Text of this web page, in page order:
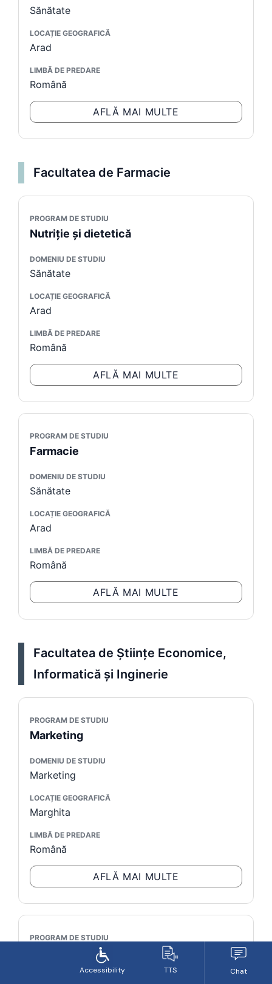
Sănătate
LOCAȚIE GEOGRAFICĂ
Arad
LIMBĂ DE PREDARE
Română
AFLĂ MAI MULTE
Facultatea de Farmacie
PROGRAM DE STUDIU
Nutriție și dietetică
DOMENIU DE STUDIU
Sănătate
LOCAȚIE GEOGRAFICĂ
Arad
LIMBĂ DE PREDARE
Română
AFLĂ MAI MULTE
PROGRAM DE STUDIU
Farmacie
DOMENIU DE STUDIU
Sănătate
LOCAȚIE GEOGRAFICĂ
Arad
LIMBĂ DE PREDARE
Română
AFLĂ MAI MULTE
Facultatea de Ştiinţe Economice,
Informatică și Inginerie
PROGRAM DE STUDIU
Marketing
DOMENIU DE STUDIU
Marketing
LOCAȚIE GEOGRAFICĂ
Marghita
LIMBĂ DE PREDARE
Română
AFLĂ MAI MULTE
PROGRAM DE STUDIU
Informatică Economică